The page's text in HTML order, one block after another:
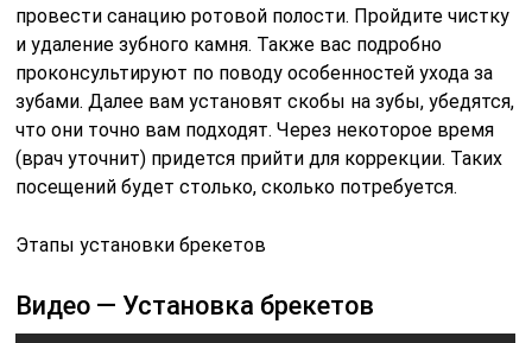
провести санацию ротовой полости. Пройдите чистку
и удаление зубного камня. Также вас подробно
проконсультируют по поводу особенностей ухода за
зубами. Далее вам установят скобы на зубы, убедятся,
что они точно вам подходят. Через некоторое время
(врач уточнит) придется прийти для коррекции. Таких
посещений будет столько, сколько потребуется.
Этапы установки брекетов
Видео — Установка брекетов